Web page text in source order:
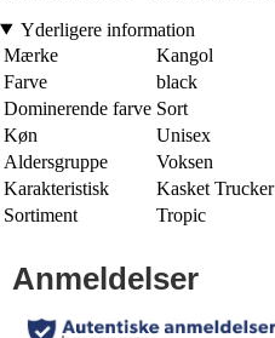
Yderligere information
Mærke
Kangol
Farve
black
Dominerende farve Sort
Køn
Unisex
Aldersgruppe
Voksen
Karakteristisk
Kasket Trucker
Sortiment
Tropic